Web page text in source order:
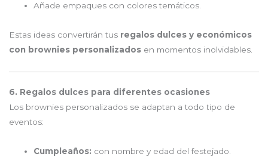
Añade empaques con colores temáticos.
Estas ideas convertirán tus regalos dulces y económicos
con brownies personalizados en momentos inolvidables.
6. Regalos dulces para diferentes ocasiones
Los brownies personalizados se adaptan a todo tipo de
eventos:
Cumpleaños: con nombre y edad del festejado.